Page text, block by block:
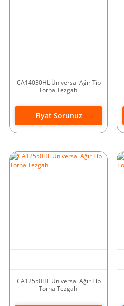
CA14030HL Üniversal Ağır Tip
Torna Tezgahı
Fiyat Sorunuz
CA12550HL Üniversal Ağır Tip
Torna Tezgahı